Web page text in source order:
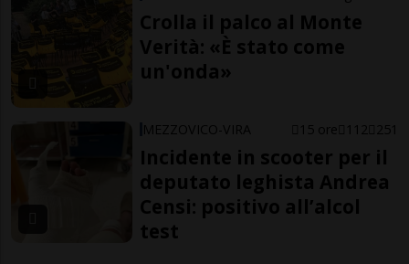
Crolla il palco al Monte
Verità: «È stato come
un'onda»
MEZZOVICO-VIRA 15 ore 112 251
Incidente in scooter per il
deputato leghista Andrea
Censi: positivo all’alcol
test